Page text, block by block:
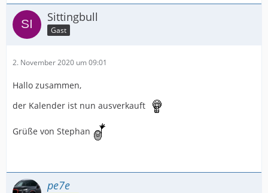
Sittingbull
Gast
2. November 2020 um 09:01
Hallo zusammen,
der Kalender ist nun ausverkauft
Grüße von Stephan
pe7e